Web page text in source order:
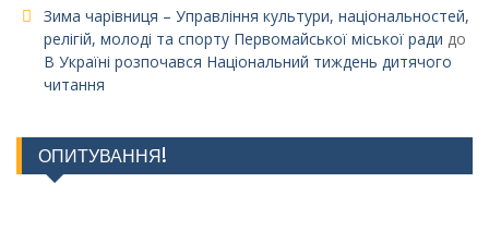
Зима чарівниця – Управління культури, національностей,
релігій, молоді та спорту Первомайської міської ради до
В Україні розпочався Національний тиждень дитячого
читання
ОПИТУВАННЯ!